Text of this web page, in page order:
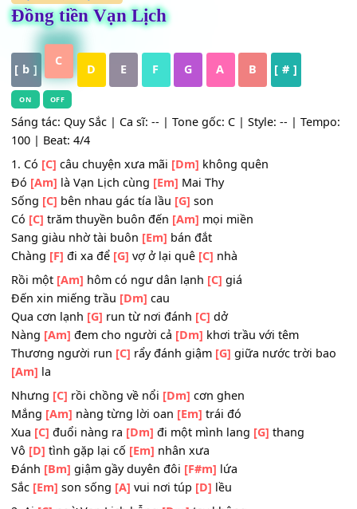
HỢP ÂM,Nhạc Trẻ
Đồng tiền Vạn Lịch
[ b ]
C
D E F G A [ # ]
Sáng tác: Quy Sắc | Ca sĩ: -- | Tone gốc: C | Style: -- |
100 | Beat: 4/4
1. Có [C]câu chuyện xưa mãi[Dm]không quên
Đó[Am]là Vạn Lịch cùng [Em]Mai Thy
Sống [C] bên nhau gác tía lầu[G]son
Có [C]trăm thuyền buôn đến[Am]mọi miền
Sang giàu nhờ tài buôn[Em]
Chàng[F]đi xa để [G] vợ ở lại quê[C]
Rồi một[Am] hôm có ngư dân lạnh[C]giá
Đến xin miếng trầu
Qua cơn lạnh[G]run từ nơi đánh [C]dở
Nàng[Am]đem cho người cả[Dm] khơi trầu với têm
Thương người run[C]rẩy đánh giậm[G]giữa nước trời
[Am]la
Nhưng [C] rồi chồng về nổi [Dm] cơn ghen
Mắng
[Am] nàng từng lời oan[Em]